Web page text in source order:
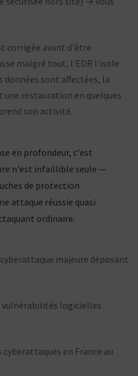
corrigée avant d'être
malgré tout, l'EDR l'isole
données sont affectées, la
restauration en quelques
son activité.
en profondeur, c'est
n'est infaillible seule —
de protection
attaque réussie quasi
ordinaire.
majeure déposant
vulnérabilités logicielles
cyberattaques en France au